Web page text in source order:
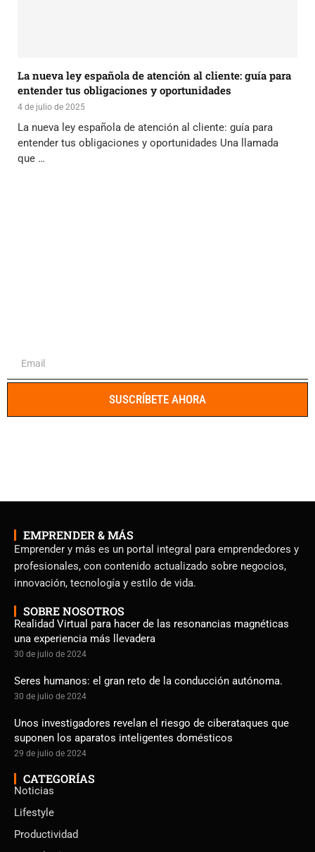
La nueva ley española de atención al cliente: guía para
entender tus obligaciones y oportunidades
4 de julio de 2025
La nueva ley española de atención al cliente: guía para
entender tus obligaciones y oportunidades Una llamada
que …
SUSCRÍBETE AHORA
EMPRENDER & MÁS
Emprender y más es un portal integral para emprendedores y
profesionales, con contenido actualizado sobre negocios,
innovación, tecnología y estilo de vida.
SOBRE NOSOTROS
Realidad Virtual para hacer de las resonancias magnéticas
una experiencia más llevadera
30 de julio de 2024
Seres humanos: el gran reto de la conducción autónoma.
30 de julio de 2024
Unos investigadores revelan el riesgo de ciberataques que
suponen los aparatos inteligentes domésticos
29 de julio de 2024
CATEGORÍAS
Noticias
Lifestyle
Productividad